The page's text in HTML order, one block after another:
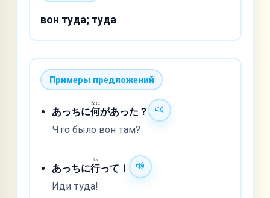
вон туда; туда
Примеры предложений
あっちに何
なに
があった？
Что было вон там?
あっちに行
い
って！
Иди туда!